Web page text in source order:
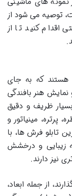
توصیه می شود از
کنید تا از
هستند که به جای
نمایش هنر بافندگی
ظریف و دقیق
مینیاتور و
تابلو فرش ها، با
زیبایی و درخشش
نیز دارند.
از جمله ابعاد،